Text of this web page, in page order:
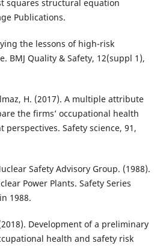
squares structural equation
Publications.
the lessons of high-risk
BMJ Quality & Safety, 12(suppl 1),
H. (2017). A multiple attribute
the firms’ occupational health
perspectives. Safety science, 91,
Safety Advisory Group. (1988).
Power Plants. Safety Series
1988.
Development of a preliminary
health and safety risk